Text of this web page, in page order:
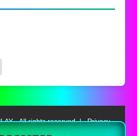
- All rights reserved. | Privacy